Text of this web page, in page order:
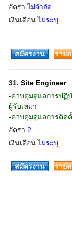
อัตราไม่จำกัด
เงินเดือนไม่ระบุ
สมัครงาน
รายล
31. Site Engineer
-ควบคุมดูแลการปฏิ
ผู้รับเหมา
-ควบคุมดูแลการติด
อัตรา 2
เงินเดือนไม่ระบุ
สมัครงาน
รายล